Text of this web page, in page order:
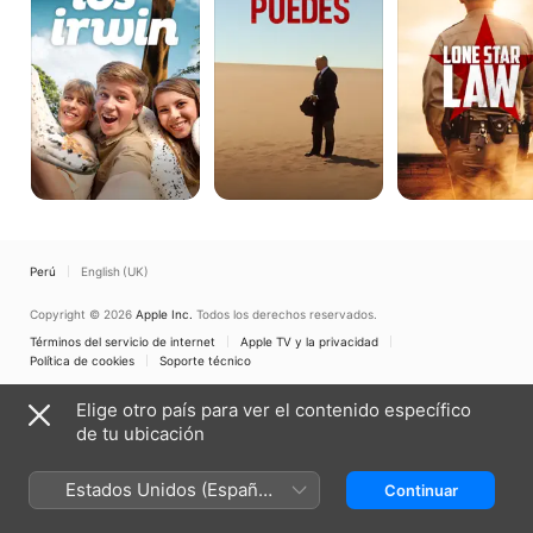
curiosos
Perú English (UK)
Copyright © 2026 Apple Inc. Todos los derechos reservados.
Términos del servicio de internet
Apple TV y la privacidad
Política de cookies
Soporte técnico
Elige otro país para ver el contenido específico
de tu ubicación
Estados Unidos (Español
México)
Continuar